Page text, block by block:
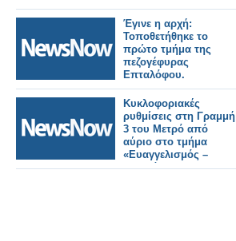
Έγινε η αρχή:
Τοποθετήθηκε το
πρώτο τμήμα της
πεζογέφυρας
Επταλόφου.
Κυκλοφοριακές
ρυθμίσεις στη Γραμμή
3 του Μετρό από
αύριο στο τμήμα
«Ευαγγελισμός –
Κατεχάκη» – Ποιοι